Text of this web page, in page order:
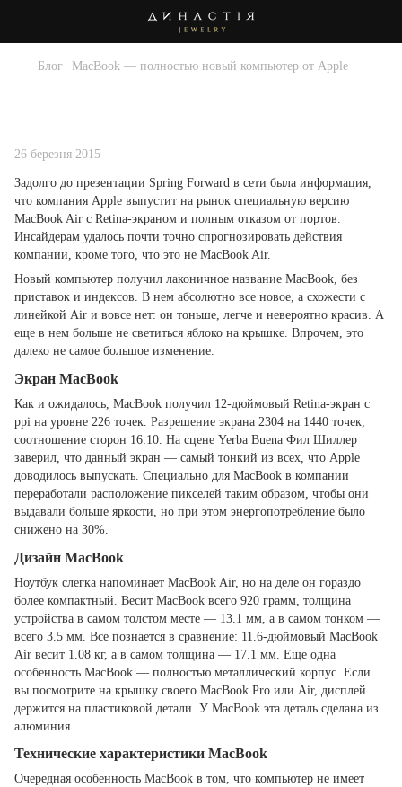
Блог MacBook — полностью новый компьютер от Apple
26 березня 2015
Задолго до презентации Spring Forward в сети была информация,
что компания Apple выпустит на рынок специальную версию
MacBook Air с Retina-экраном и полным отказом от портов.
Инсайдерам удалось почти точно спрогнозировать действия
компании, кроме того, что это не MacBook Air.
Новый компьютер получил лаконичное название MacBook, без
приставок и индексов. В нем абсолютно все новое, а схожести с
линейкой Air и вовсе нет: он тоньше, легче и невероятно красив. А
еще в нем больше не светиться яблоко на крышке. Впрочем, это
далеко не самое большое изменение.
Экран MacBook
Как и ожидалось, MacBook получил 12-дюймовый Retina-экран с
ppi на уровне 226 точек. Разрешение экрана 2304 на 1440 точек,
соотношение сторон 16:10. На сцене Yerba Buena Фил Шиллер
заверил, что данный экран — самый тонкий из всех, что Apple
доводилось выпускать. Специально для MacBook в компании
переработали расположение пикселей таким образом, чтобы они
выдавали больше яркости, но при этом энергопотребление было
снижено на 30%.
Дизайн MacBook
Ноутбук слегка напоминает MacBook Air, но на деле он гораздо
более компактный. Весит MacBook всего 920 грамм, толщина
устройства в самом толстом месте — 13.1 мм, а в самом тонком —
всего 3.5 мм. Все познается в сравнение: 11.6-дюймовый MacBook
Air весит 1.08 кг, а в самом толщина — 17.1 мм. Еще одна
особенность MacBook — полностью металлический корпус. Если
вы посмотрите на крышку своего MacBook Pro или Air, дисплей
держится на пластиковой детали. У MacBook эта деталь сделана из
алюминия.
Технические характеристики MacBook
Очередная особенность MacBook в том, что компьютер не имеет